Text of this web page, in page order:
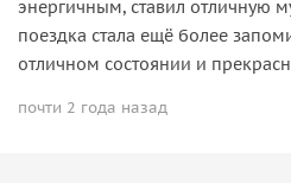
энергичным, ставил отличную
поездка стала ещё более
отличном состоянии и
почти 2 года назад